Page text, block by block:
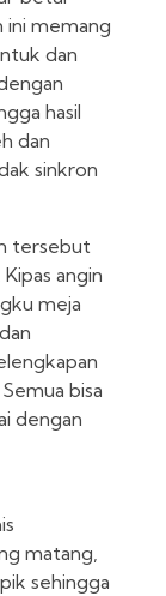
ini memang
dan
hasil
dan
sinkron
tersebut
angin
meja
bisa
dengan
matang,
sehingga